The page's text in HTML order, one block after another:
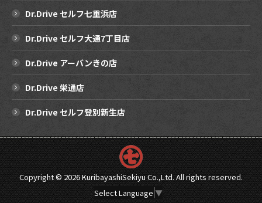
Dr.Drive セルフ七重浜店
Dr.Drive セルフ大通7丁目店
Dr.Drive アーバンきの店
Dr.Drive 栄通店
Dr.Drive セルフ登別新生店
Copyright ©2026 KuribayashiSekiyu Co.,Ltd. All rights reserved.
Select Language ▼